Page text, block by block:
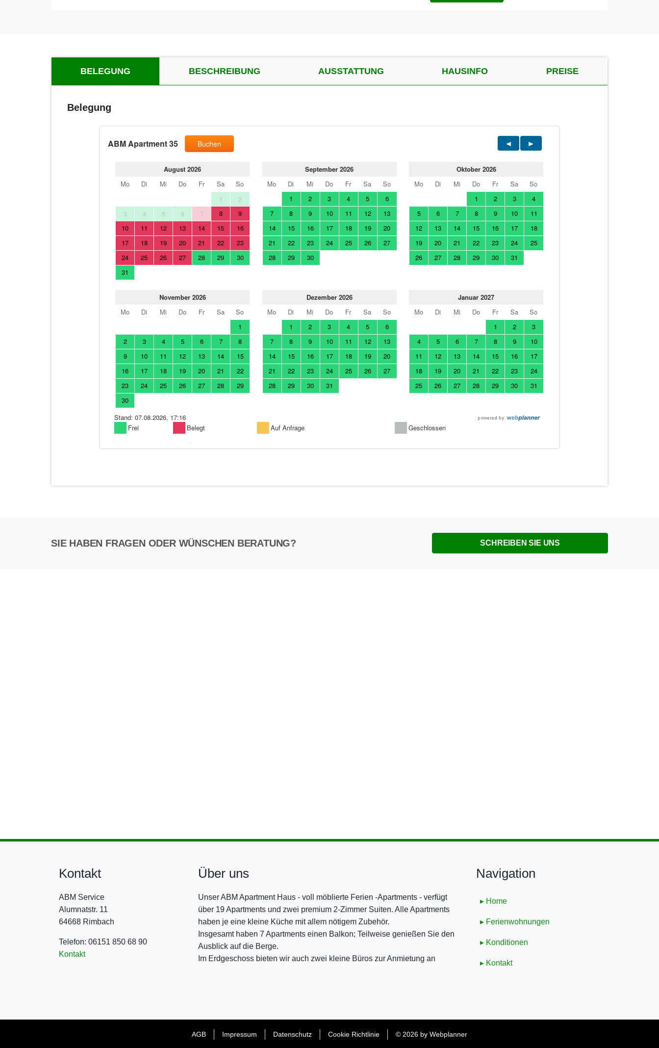
BELEGUNG BESCHREIBUNG AUSSTATTUNG HAUSINFO PREISE
Belegung
SIE HABEN FRAGEN ODER WÜNSCHEN BERATUNG? SCHREIBEN SIE UNS
Kontakt
ABM Service
Alumnatstr. 11
64668 Rimbach
Telefon: 06151 850 68 90
Kontakt
Über uns
Unser ABM Apartment Haus - voll möblierte Ferien -Apartments - verfügt
über 19 Apartments und zwei premium 2-Zimmer Suiten. Alle Apartments
haben je eine kleine Küche mit allem nötigem Zubehör.
Insgesamt haben 7 Apartments einen Balkon; Teilweise genießen Sie den
Ausblick auf die Berge.
Im Erdgeschoss bieten wir auch zwei kleine Büros zur Anmietung an
Navigation
▸ Home
▸ Ferienwohnungen
▸ Konditionen
▸ Kontakt
AGB Impressum Datenschutz Cookie Richtlinie © 2026 by Webplanner